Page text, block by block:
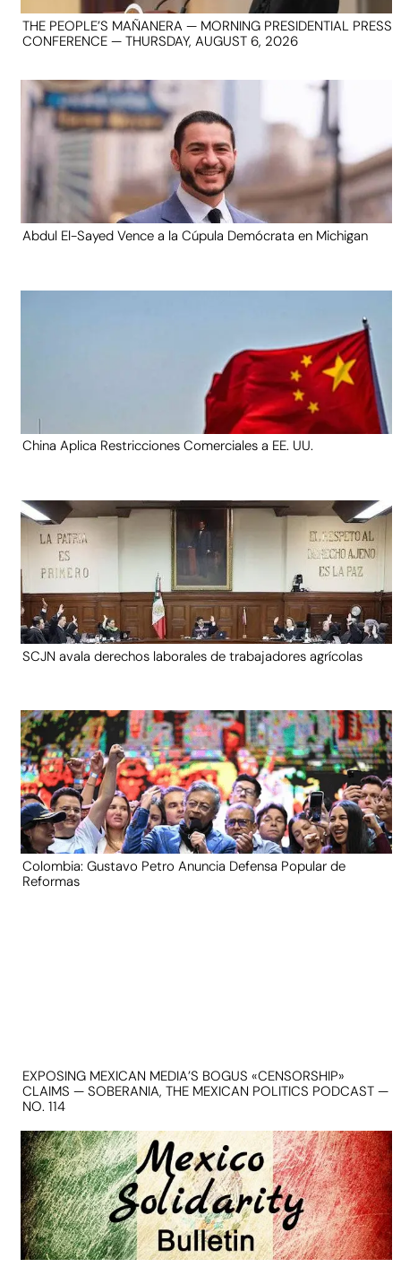
THE PEOPLE’S MAÑANERA — MORNING PRESIDENTIAL PRESS
CONFERENCE — THURSDAY, AUGUST 6, 2026
Abdul El-Sayed Vence a la Cúpula Demócrata en Michigan
China Aplica Restricciones Comerciales a EE. UU.
SCJN avala derechos laborales de trabajadores agrícolas
Colombia: Gustavo Petro Anuncia Defensa Popular de
Reformas
EXPOSING MEXICAN MEDIA’S BOGUS «CENSORSHIP»
CLAIMS — SOBERANIA, THE MEXICAN POLITICS PODCAST —
NO. 114